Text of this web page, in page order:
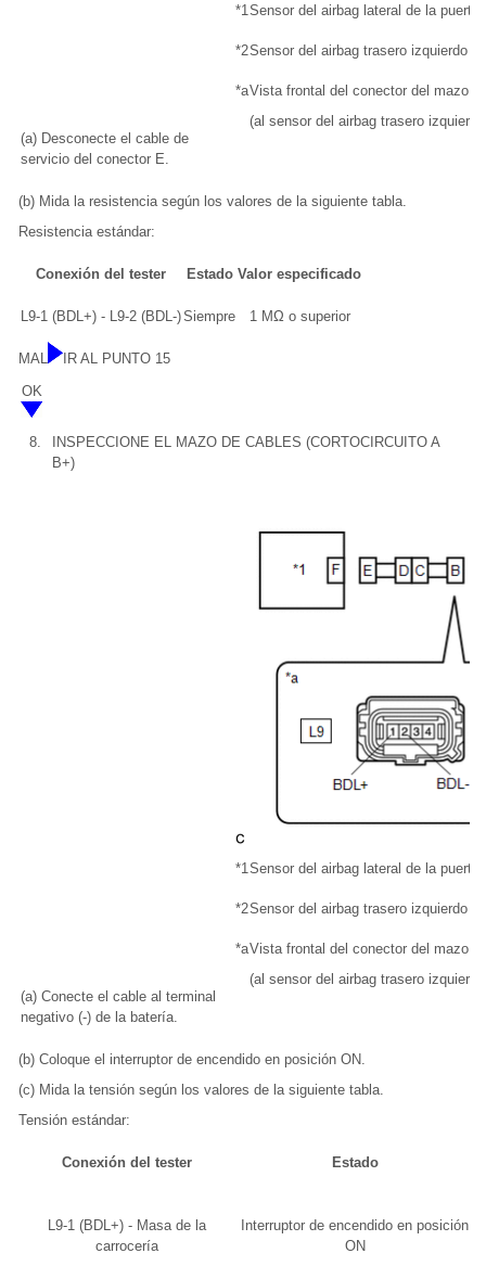
(a) Desconecte el cable de
servicio del conector E.
*1Sensor del airbag lateral de la puerta
*2Sensor del airbag trasero izquierdo
*aVista frontal del conector del mazo
(al sensor del airbag trasero
(b) Mida la resistencia según los valores de la siguiente tabla.
Resistencia estándar:
Conexión del tester Estado Valor especificado
L9-1 (BDL+) - L9-2 (BDL-)Siempre 1 MΩ o superior
MAL
IR AL PUNTO 15
OK
8.
INSPECCIONE EL MAZO DE CABLES (CORTOCIRCUITO A
B+)
(a) Conecte el cable al terminal
negativo (-) de la batería.
*1Sensor del airbag lateral de la puerta
*2Sensor del airbag trasero izquierdo
*aVista frontal del conector del mazo
(al sensor del airbag trasero
(b) Coloque el interruptor de encendido en posición ON.
(c) Mida la tensión según los valores de la siguiente tabla.
Tensión estándar:
Conexión del tester Estado
L9-1 (BDL+) - Masa de la
carrocería
Interruptor de encendido en posición
ON